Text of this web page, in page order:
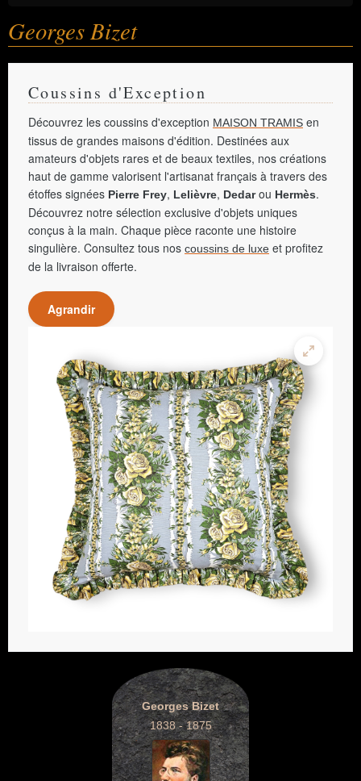
Georges Bizet
Coussins d'Exception
Découvrez les coussins d'exception MAISON TRAMIS en
tissus de grandes maisons d'édition. Destinées aux
amateurs d'objets rares et de beaux textiles, nos créations
haut de gamme valorisent l'artisanat français à travers des
étoffes signées Pierre Frey, Lelièvre, Dedarou Hermès.
Découvrez notre sélection exclusive d'objets uniques
conçus à la main. Chaque pièce raconte une histoire
singulière. Consultez tous nos coussins de luxe et profitez
de la livraison offerte.
Agrandir
Georges Bizet
1838 - 1875